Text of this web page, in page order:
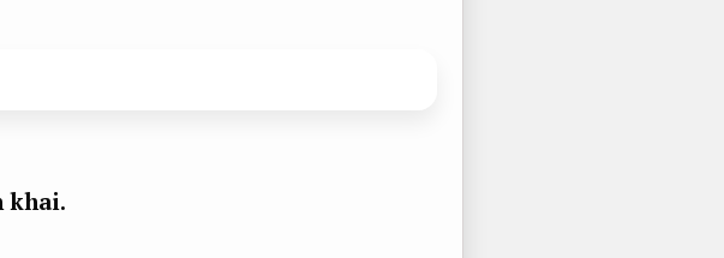
khai.